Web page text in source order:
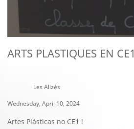
ARTS PLASTIQUES EN CE1
Les Alizés
Wednesday, April 10, 2024
Artes Plásticas no CE1 !